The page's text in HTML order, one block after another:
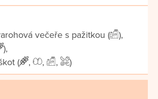
večeře s pažitkou (
),
),
(
, , , )